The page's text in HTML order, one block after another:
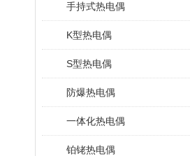
手持式热电偶
K型热电偶
S型热电偶
防爆热电偶
一体化热电偶
铂铑热电偶